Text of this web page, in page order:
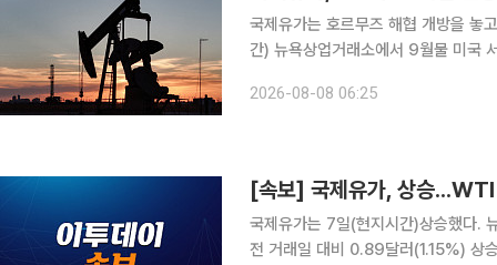
국제유가는 호르무즈 해협 개방을 놓고 미
간) 뉴욕상업거래소에서 9월물 미국
(1.29%) 오른 배럴당 83.55달러로
2026-08-08 06:25
[속보] 국제유가, 상승
국제유가는 7일(현지시간)상승했다.
전 거래일 대비 0.89달러(1.15%) 상